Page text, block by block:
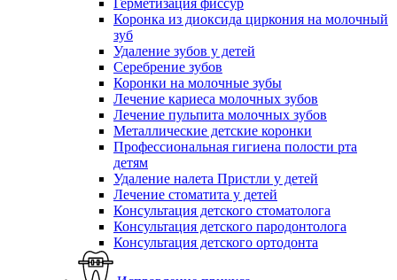
Герметизация фиссур
Коронка из диоксида циркония на молочный
зуб
Удаление зубов у детей
Серебрение зубов
Коронки на молочные зубы
Лечение кариеса молочных зубов
Лечение пульпита молочных зубов
Металлические детские коронки
Профессиональная гигиена полости рта
детям
Удаление налета Пристли у детей
Лечение стоматита у детей
Консультация детского стоматолога
Консультация детского пародонтолога
Консультация детского ортодонта